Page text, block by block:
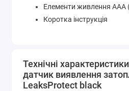
Елементи живлення ААА
Коротка інструкція
Технічні
датчик виявлення
LeaksProtect black